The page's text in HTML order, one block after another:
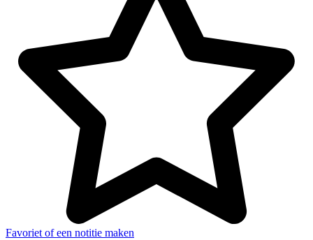
Favoriet of een notitie maken